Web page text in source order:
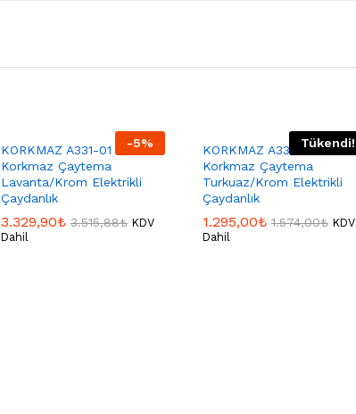
-5%
KORKMAZ A331-01
Korkmaz Çaytema
Lavanta/Krom Elektrikli
Çaydanlık
3.329,90₺ 3.515,88₺ KDV
Dahil
Tükendi!
KORKMAZ A331-06
Korkmaz Çaytema
Turkuaz/Krom Elektrikli
Çaydanlık
1.295,00₺ 1.574,00₺ KDV
Dahil